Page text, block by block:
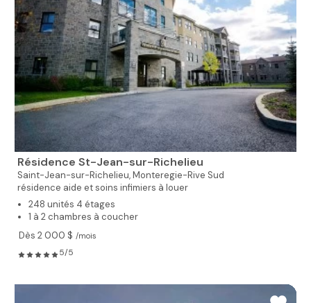
Résidence St-Jean-sur-Richelieu
Saint-Jean-sur-Richelieu,Monteregie-Rive Sud
résidence aide et soins infimiers à louer
248 unités 4 étages
1 à 2 chambres à coucher
Dès 2 000 $ /mois
5/5